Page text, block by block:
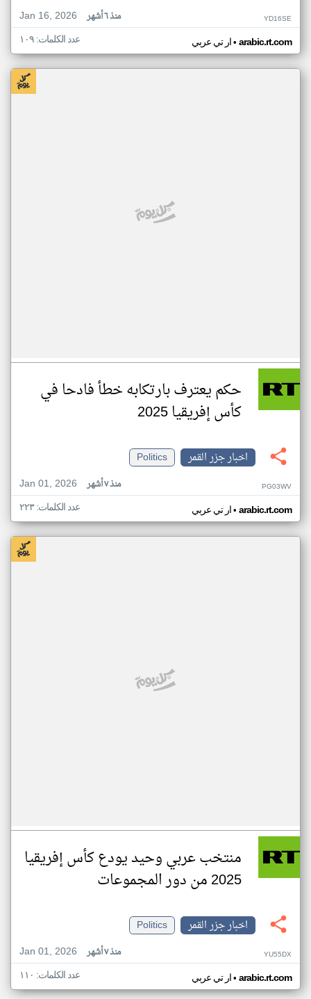
Jan 16, 2026
منذ ٦ أشهر YD16SE
ار تي عربي• arabic.rt.com عدد الكلمات: ١٠٩
حكم يعترف بارتكابه خطأ فادحا في
كأس إفريقيا 2025
اخبار جزر القمر
Politics
Jan 01, 2026
منذ ٧ أشهر PG03WV
ار تي عربي• arabic.rt.com عدد الكلمات: ٢٢٣
منتخب عربي وحيد يودع كأس إفريقيا
2025 من دور المجموعات
اخبار جزر القمر
Politics
Jan 01, 2026
منذ ٧ أشهر YU55DX
ار تي عربي• arabic.rt.com عدد الكلمات: ١١٠